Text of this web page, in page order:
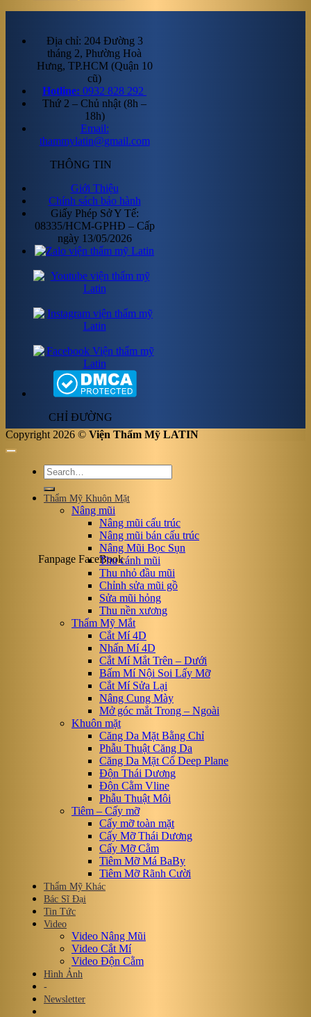
Địa chỉ: 204 Đường 3
tháng 2, Phường Hoà
Hưng, TP.HCM (Quận 10
cũ)
Hotline: 0932 828 292
Thứ 2 – Chủ nhật (8h –
18h)
Email:
thammylatin@gmail.com
THÔNG TIN
Giới Thiệu
Chính sách bảo hành
Giấy Phép Sở Y Tế:
08335/HCM-GPHĐ – Cấp
ngày 13/05/2026
CHỈ ĐƯỜNG
Fanpage FaceBook
Copyright 2026 © Viện Thẩm Mỹ LATIN
Thẩm Mỹ Khuôn Mặt
Nâng mũi
Nâng mũi cấu trúc
Nâng mũi bán cấu trúc
Nâng Mũi Bọc Sụn
Thu cánh mũi
Thu nhỏ đầu mũi
Chỉnh sửa mũi gồ
Sửa mũi hỏng
Thu nền xương
Thẩm Mỹ Mắt
Cắt Mí 4D
Nhấn Mí 4D
Cắt Mí Mắt Trên – Dưới
Bấm Mí Nội Soi Lấy Mỡ
Cắt Mí Sửa Lại
Nâng Cung Mày
Mở góc mắt Trong – Ngoài
Khuôn mặt
Căng Da Mặt Bằng Chỉ
Phẫu Thuật Căng Da
Căng Da Mặt Cổ Deep Plane
Độn Thái Dương
Độn Cằm Vline
Phẫu Thuật Môi
Tiêm – Cấy mỡ
Cấy mỡ toàn mặt
Cấy Mỡ Thái Dương
Cấy Mỡ Cằm
Tiêm Mỡ Má BaBy
Tiêm Mỡ Rãnh Cười
Thẩm Mỹ Khác
Bác Sĩ Đại
Tin Tức
Video
Video Nâng Mũi
Video Cắt Mí
Video Độn Cằm
Hình Ảnh
-
Newsletter